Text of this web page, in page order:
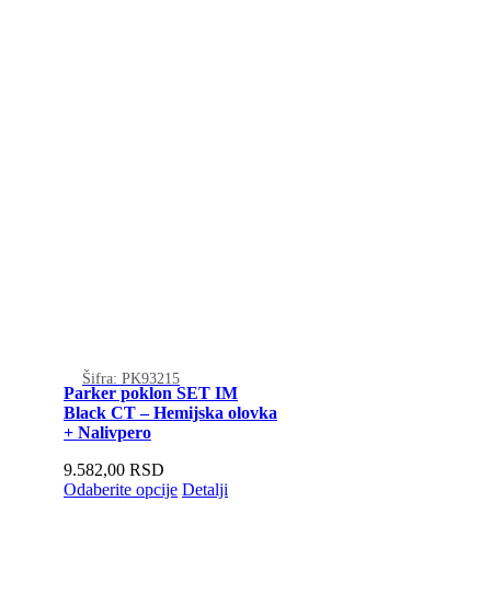
Šifra: PK93215
Parker poklon SET IM
Black CT – Hemijska olovka
+ Nalivpero
9.582,00 RSD
Odaberite opcije Detalji